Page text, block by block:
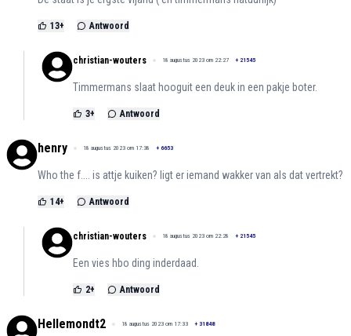
13+ Antwoord
christian-wouters 18 augustus 2023 om 22:27 + 21545
Timmermans slaat hooguit een deuk in een pakje boter.
3+ Antwoord
henry 18 augustus 2023 om 17:38 + 6653
Who the f.... is attje kuiken? ligt er iemand wakker van als dat vertrekt?
14+ Antwoord
christian-wouters 18 augustus 2023 om 22:28 + 21545
Een vies hbo ding inderdaad.
2+ Antwoord
Hellemondt2 18 augustus 2023 om 17:33 + 31848